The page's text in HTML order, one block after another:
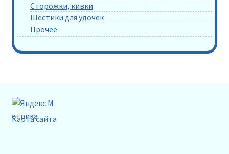
Сторожки, кивки
Шестики для удочек
Прочее
Карта сайта